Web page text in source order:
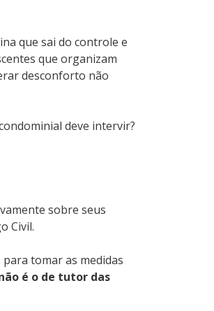
que sai do controle e
que organizam
desconforto não
deve intervir?
sobre seus
Civil.
tomar as medidas
é o de tutor das